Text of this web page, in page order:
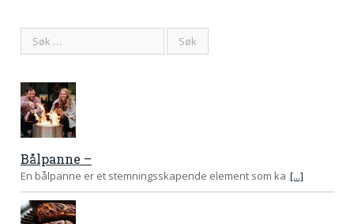
Bålpanne –
En bålpanne er et stemningsskapende element som ka [...]